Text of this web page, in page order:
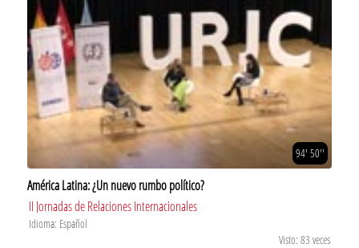
94' 50''
América Latina: ¿Un nuevo rumbo político?
II Jornadas de Relaciones Internacionales
Idioma: Español
Visto: 83 veces